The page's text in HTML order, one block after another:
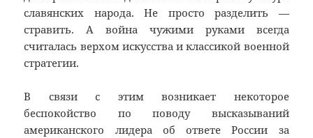
славянских народа. Не просто разделить —
стравить. А война чужими руками всегда
считалась верхом искусства и классикой военной
стратегии.
В связи с этим возникает некоторое
беспокойство по поводу высказываний
американского лидера об ответе России за